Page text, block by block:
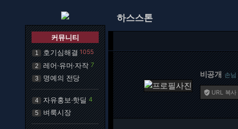
커뮤니티
1 호기심해결 1055
2 레어·유머·자작 7
3 명예의 전당
4 자유홍보·핫딜 4
5 벼룩시장
하스스톤
비공개 손님
 URL 복사